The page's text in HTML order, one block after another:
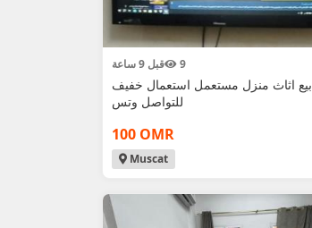
قبل 9 ساعة 9
بيع اثاث منزل مستعمل استعمال خفيف
للتواصل وتس
100 OMR
Muscat